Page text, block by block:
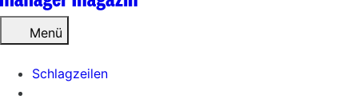
Menü
Schlagzeilen